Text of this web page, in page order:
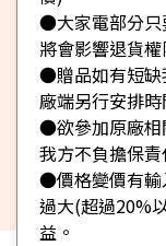
●大家電部分只
將會影響退貨
●贈品如有短缺
廠端另行安排
●欲參加原廠相
我方不負擔保
●價格變價有輸
過大(超過20%
益。